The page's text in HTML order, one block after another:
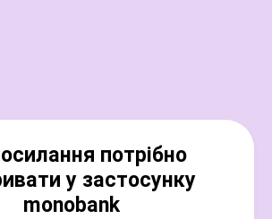
потрібно
у застосунку
monobank